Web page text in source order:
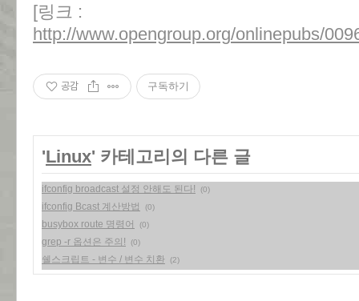
[링크 :
http://www.opengroup.org/onlinepubs/
공감 구독하기
'Linux' 카테고리의 다른 글
ifconfig broadcast 설정 안해도 된다! (0)
ifconfig Bcast 계산방법 (0)
busybox route 명령어 (0)
grep -r 옵션은 주의! (0)
쉘스크립트 - 변수 / 변수 치환 (2)